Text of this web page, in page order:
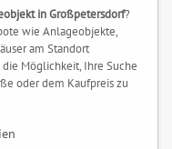
in Großpetersdorf?
wie Anlageobjekte,
am Standort
Möglichkeit, Ihre Suche
oder dem Kaufpreis zu